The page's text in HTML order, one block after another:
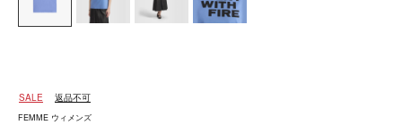
SALE 返品不可
FEMME ウィメンズ